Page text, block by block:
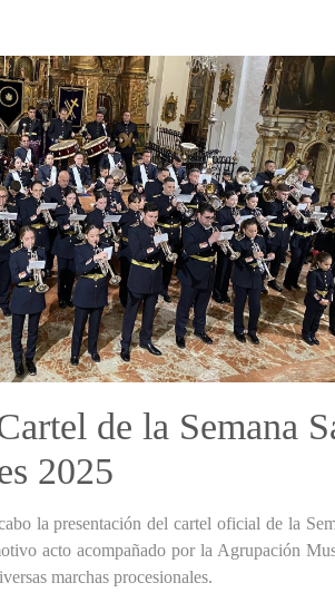
de la Semana
2025
la presentación del cartel oficial de la
acto acompañado por la Agrupación
marchas procesionales.